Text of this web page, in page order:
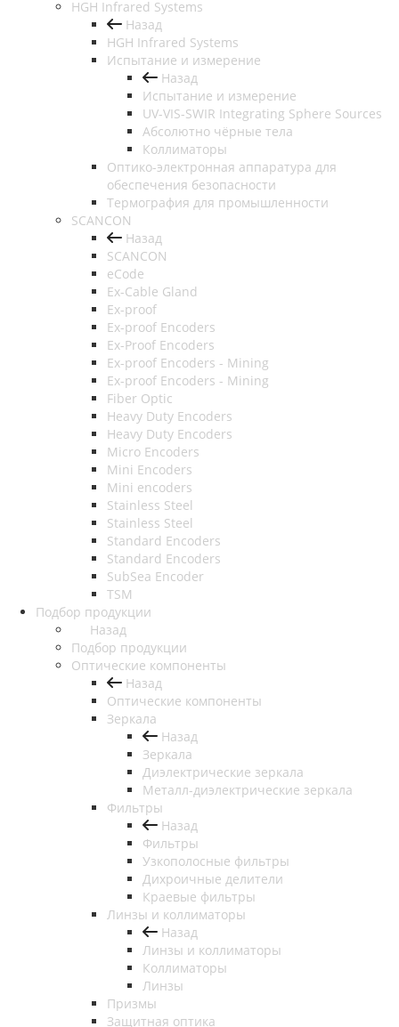
HGH Infrared Systems
Назад
HGH Infrared Systems
Испытание и измерение
Назад
Испытание и измерение
UV-VIS-SWIR Integrating Sphere Sources
Абсолютно чёрные тела
Коллиматоры
Оптико-электронная аппаратура для
обеспечения безопасности
Термография для промышленности
SCANCON
Назад
SCANCON
eCode
Ex-Cable Gland
Ex-proof
Ex-proof Encoders
Ex-Proof Encoders
Ex-proof Encoders - Mining
Ex-proof Encoders - Mining
Fiber Optic
Heavy Duty Encoders
Heavy Duty Encoders
Micro Encoders
Mini Encoders
Mini encoders
Stainless Steel
Stainless Steel
Standard Encoders
Standard Encoders
SubSea Encoder
TSM
Подбор продукции
Назад
Подбор продукции
Оптические компоненты
Назад
Оптические компоненты
Зеркала
Назад
Зеркала
Диэлектрические зеркала
Металл-диэлектрические зеркала
Фильтры
Назад
Фильтры
Узкополосные фильтры
Дихроичные делители
Краевые фильтры
Линзы и коллиматоры
Назад
Линзы и коллиматоры
Коллиматоры
Линзы
Призмы
Защитная оптика